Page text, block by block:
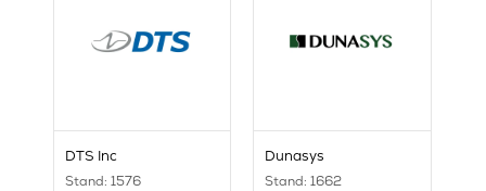
DTS Inc
Stand: 1576
Dunasys
Stand: 1662